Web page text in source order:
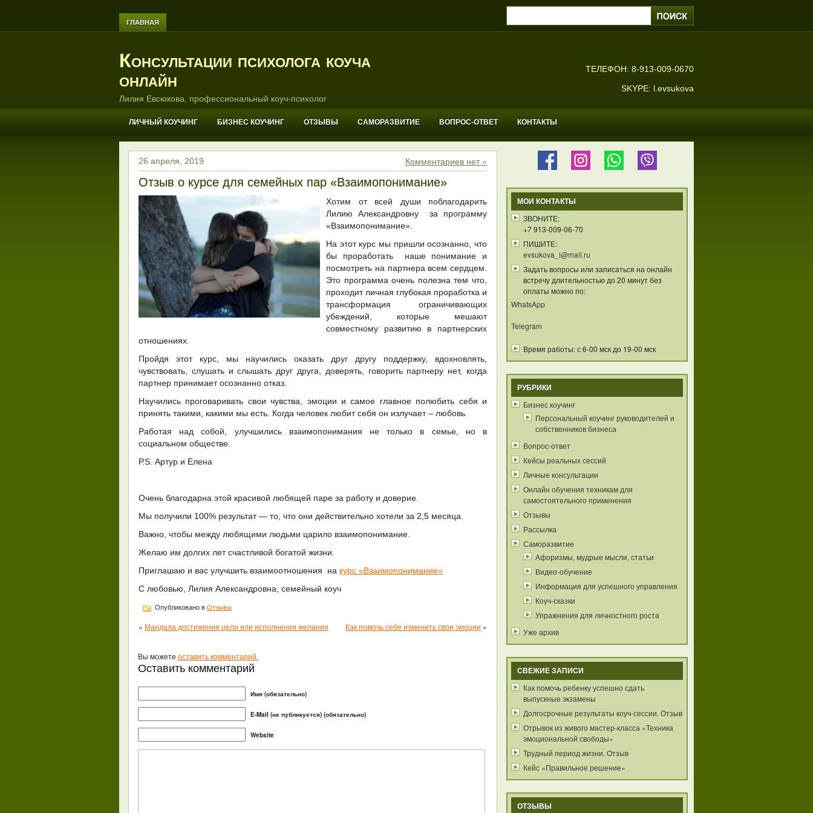
ГЛАВНАЯ
Консультации психолога коуча
онлайн
Лилия Евсюкова, профессиональный коуч-психолог
ТЕЛЕФОН: 8-913-009-0670
SKYPE: l.evsukova
ЛИЧНЫЙ КОУЧИНГ БИЗНЕС КОУЧИНГ ОТЗЫВЫ САМОРАЗВИТИЕ ВОПРОС-ОТВЕТ КОНТАКТЫ
26 апреля, 2019 Комментариев нет »
Отзыв о курсе для семейных пар «Взаимопонимание»
Хотим от всей души поблагодарить
Лилию Александровну за программу
«Взаимопонимание».
На этот курс мы пришли осознанно, что
бы проработать наше понимание и
посмотреть на партнера всем сердцем.
Это программа очень полезна тем что,
проходит личная глубокая проработка и
трансформация ограничивающих
убеждений, которые мешают
совместному развитию в партнерских
отношениях.
Пройдя этот курс, мы научились оказать друг другу поддержку, вдохновлять,
чувствовать, слушать и слышать друг друга, доверять, говорить партнеру нет, когда
партнер принимает осознанно отказ.
Научились проговаривать свои чувства, эмоции и самое главное полюбить себя и
принять такими, какими мы есть. Когда человек любит себя он излучает – любовь.
Работая над собой, улучшились взаимопонимания не только в семье, но в
социальном обществе.
Р.S. Артур и Елена
Очень благодарна этой красивой любящей паре за работу и доверие.
Мы получили 100% результат — то, что они действительно хотели за 2,5 месяца.
Важно, чтобы между любящими людьми царило взаимопонимание.
Желаю им долгих лет счастливой богатой жизни.
Приглашаю и вас улучшить взаимоотношения на курс «Взаимопонимание»
С любовью, Лилия Александровна, семейный коуч
Опубликовано в Отзывы
« Мандала достижения цели или исполнения желания Как помочь себе изменить свои эмоции »
Вы можете оставить комментарий.
Оставить комментарий
Имя (обязательно)
E-Mail (не публикуется) (обязательно)
Website
МОИ КОНТАКТЫ
ЗВОНИТЕ:
+7 913-009-06-70
ПИШИТЕ:
evsukova_l@mail.ru
Задать вопросы или записаться на онлайн
встречу длительностью до 20 минут без
оплаты можно по:
WhatsApp
Telegram
Время работы: с 6-00 мск до 19-00 мск
РУБРИКИ
Бизнес коучинг
Персональный коучинг руководителей и
собственников бизнеса
Вопрос-ответ
Кейсы реальных сессий
Личные консультации
Онлайн обучения техникам для
самостоятельного применения
Отзывы
Рассылка
Саморазвитие
Афоризмы, мудрые мысли, статьи
Видео-обучение
Информация для успешного управления
Коуч-сказки
Упражнения для личностного роста
Уже архив
СВЕЖИЕ ЗАПИСИ
Как помочь ребенку успешно сдать
выпускные экзамены
Долгосрочные результаты коуч-сессии. Отзыв
Отрывок из живого мастер-класса «Техника
эмоциональной свободы»
Трудный период жизни. Отзыв
Кейс «Правильное решение»
ОТЗЫВЫ